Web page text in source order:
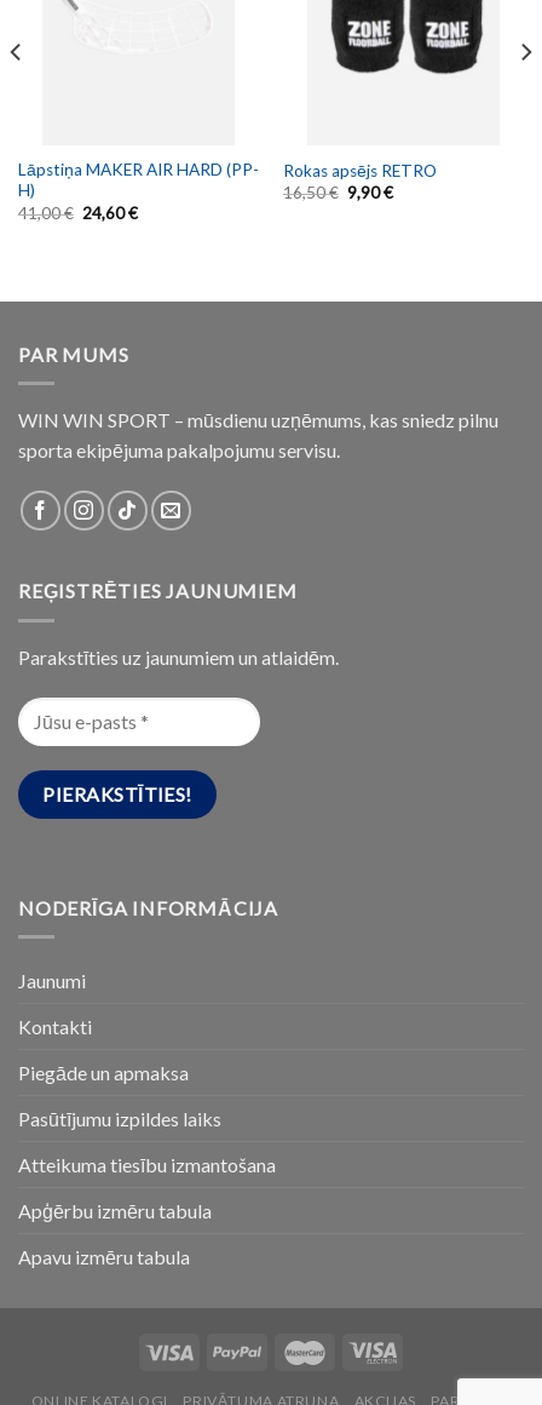
Lāpstiņa MAKER AIR HARD (PP-
H)
41,00€ 24,60€
Rokas apsējs RETRO
16,50€ 9,90€
PAR MUMS
WIN WIN SPORT – mūsdienu uzņēmums, kas sniedz pilnu
sporta ekipējuma pakalpojumu servisu.
REĢISTRĒTIES JAUNUMIEM
Parakstīties uz jaunumiem un atlaidēm.
NODERĪGA INFORMĀCIJA
Jaunumi
Kontakti
Piegāde un apmaksa
Pasūtījumu izpildes laiks
Atteikuma tiesību izmantošana
Apģērbu izmēru tabula
Apavu izmēru tabula
ONLINE KATALOGI PRIVĀTUMA ATRUNA AKCIJAS PAR MUMS